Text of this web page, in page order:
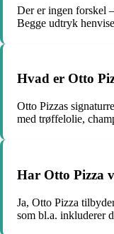
Der er ingen forskel
Begge udtryk
Hvad er Otto
Otto Pizzas
med trøffelolie,
Har Otto Pizza
Ja, Otto Pizza
som bl.a. inkluderer